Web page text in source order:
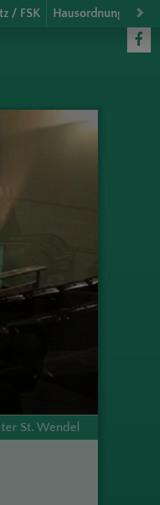
/ FSK Hausordnung
St. Wendel